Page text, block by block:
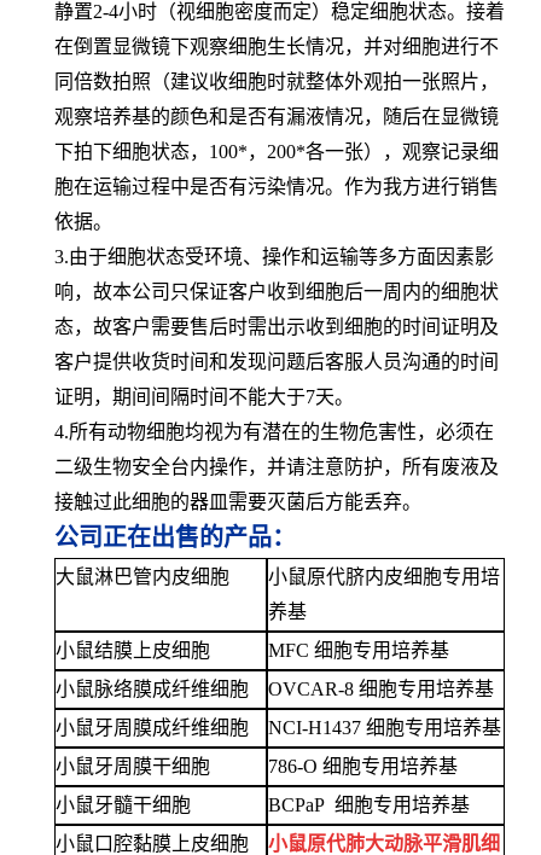
静置2-4小时（视细胞密度而定）稳定细胞状态。接着
在倒置显微镜下观察细胞生长情况，并对细胞进行不
同倍数拍照（建议收细胞时就整体外观拍一张照片，
观察培养基的颜色和是否有漏液情况，随后在显微镜
下拍下细胞状态，100*，200*各一张），观察记录细
胞在运输过程中是否有污染情况。作为我方进行销售
依据。
3.由于细胞状态受环境、操作和运输等多方面因素影
响，故本公司只保证客户收到细胞后一周内的细胞状
态，故客户需要售后时需出示收到细胞的时间证明及
客户提供收货时间和发现问题后客服人员沟通的时间
证明，期间间隔时间不能大于7天。
4.所有动物细胞均视为有潜在的生物危害性，必须在
二级生物安全台内操作，并请注意防护，所有废液及
接触过此细胞的器皿需要灭菌后方能丢弃。
公司正在出售的产品：
大鼠淋巴管内皮细胞
小鼠原代脐内皮细胞专用培
养基
小鼠结膜上皮细胞
MFC 细胞专用培养基
小鼠脉络膜成纤维细胞
OVCAR-8 细胞专用培养基
小鼠牙周膜成纤维细胞
NCI-H1437 细胞专用培养基
小鼠牙周膜干细胞
786-O 细胞专用培养基
小鼠牙髓干细胞
BCPaP 细胞专用培养基
小鼠口腔黏膜上皮细胞
小鼠原代肺大动脉平滑肌细